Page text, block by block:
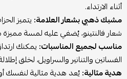
أثناء الارتداء.
مشبك ذهبي بشعار العلامة: يتميز
شعار فالنتينو، يُضفي عليه لمسة مميزة
مناسب لجميع المناسبات: يمكنك
الفساتين والتنانير والسراويل، لخلق
هدية مثالية:يُعد هدية مثالية